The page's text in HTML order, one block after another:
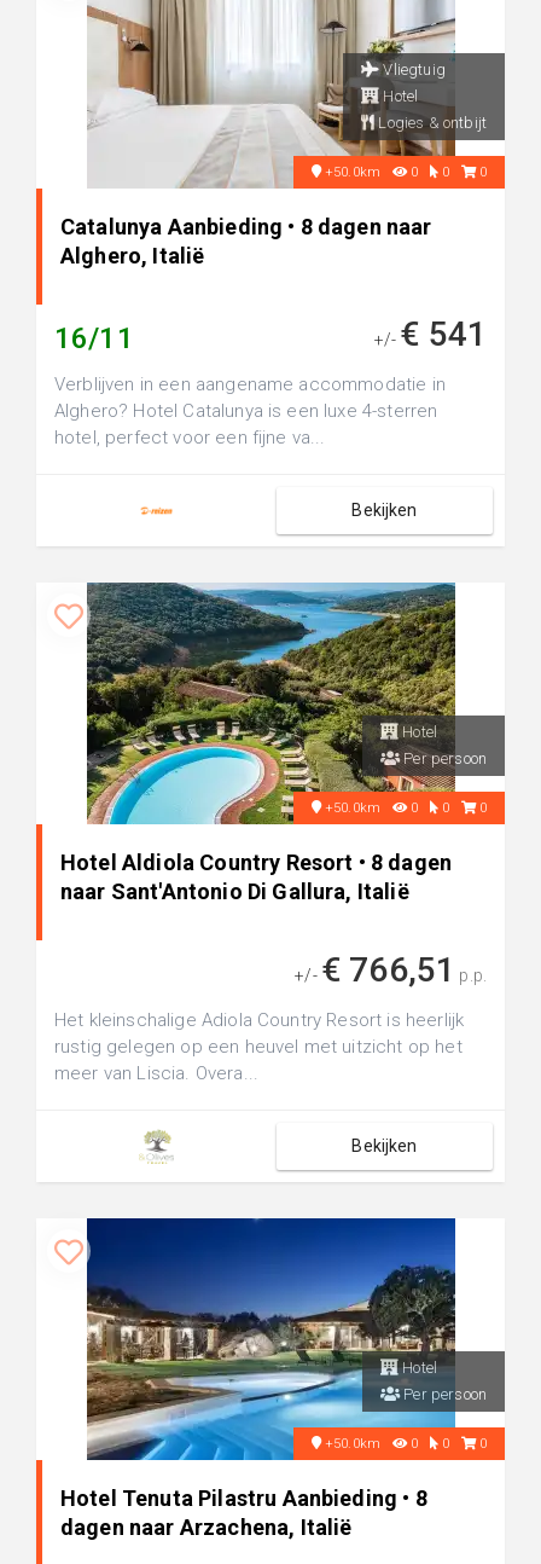
Vliegtuig
Hotel
Logies & ontbijt
+50.0km 0 0 0
Catalunya Aanbieding • 8 dagen naar
Alghero, Italië
16/11 +/- € 541
Verblijven in een aangename accommodatie in
Alghero? Hotel Catalunya is een luxe 4-sterren
hotel, perfect voor een fijne va...
Bekijken
Hotel
Per persoon
+50.0km 0 0 0
Hotel Aldiola Country Resort • 8 dagen
naar Sant'Antonio Di Gallura, Italië
+/- € 766,51 p.p.
Het kleinschalige Adiola Country Resort is heerlijk
rustig gelegen op een heuvel met uitzicht op het
meer van Liscia. Overa...
Bekijken
Hotel
Per persoon
+50.0km 0 0 0
Hotel Tenuta Pilastru Aanbieding • 8
dagen naar Arzachena, Italië